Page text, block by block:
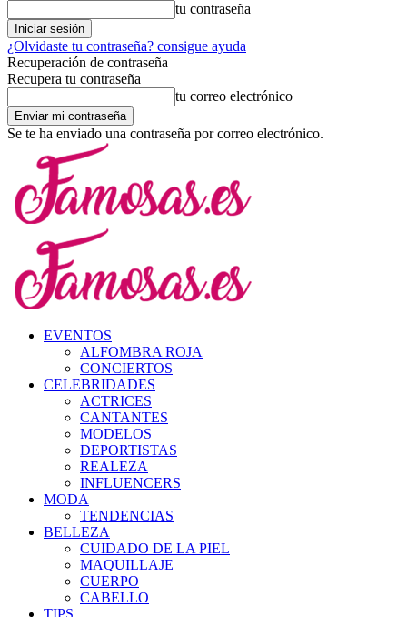
tu contraseña
¿Olvidaste tu contraseña? consigue ayuda
Recuperación de contraseña
Recupera tu contraseña
tu correo electrónico
Se te ha enviado una contraseña por correo electrónico.
EVENTOS
ALFOMBRA ROJA
CONCIERTOS
CELEBRIDADES
ACTRICES
CANTANTES
MODELOS
DEPORTISTAS
REALEZA
INFLUENCERS
MODA
TENDENCIAS
BELLEZA
CUIDADO DE LA PIEL
MAQUILLAJE
CUERPO
CABELLO
TIPS